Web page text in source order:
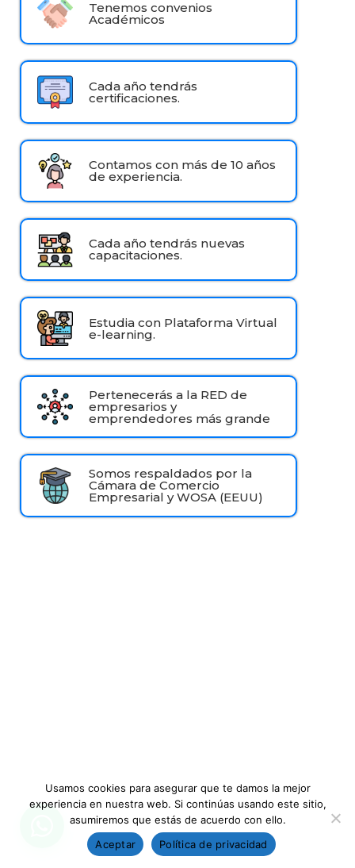
Tenemos convenios
Académicos
Cada año tendrás
certificaciones.
Contamos con más de 10 años
de experiencia.
Cada año tendrás nuevas
capacitaciones.
Estudia con Plataforma Virtual
e-learning.
Pertenecerás a la RED de
empresarios y
emprendedores más grande
Somos respaldados por la
Cámara de Comercio
Empresarial y WOSA (EEUU)
Usamos cookies para asegurar que te damos la mejor
experiencia en nuestra web. Si continúas usando este sitio,
asumiremos que estás de acuerdo con ello.
Aceptar
Política de privacidad